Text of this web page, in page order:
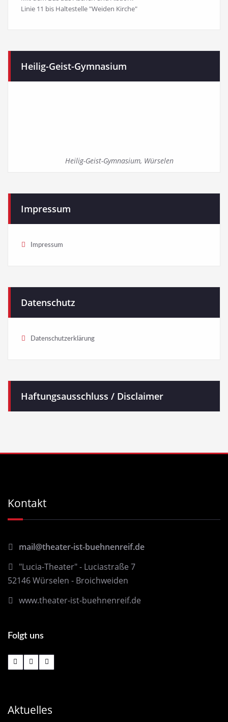
Linie 11 bis Haltestelle "Weiden Kirche"
Heilig-Geist-Gymnasium
Heilig-Geist-Gymnasium, Würselen
Impressum
Impressum
Datenschutz
Datenschutzerklärung
Haftungsausschluss / Disclaimer
Kontakt
mail@theater-ist-buehnenreif.de
"Lucia-Theater" - Luciastraße 7
52146 Würselen - Broichweiden
www.theater-ist-buehnenreif.de
Folgt uns
Aktuelles